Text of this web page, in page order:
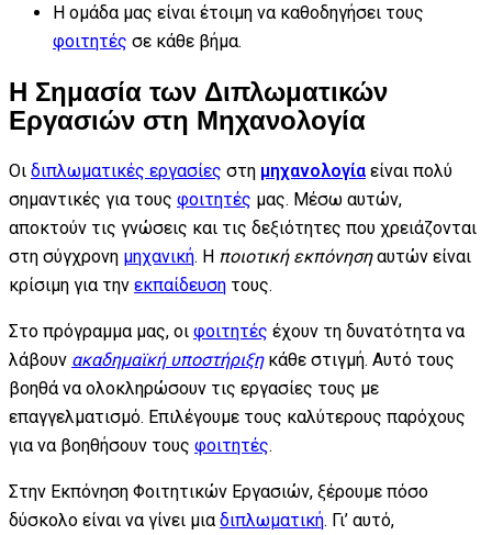
Η ομάδα μας είναι έτοιμη να καθοδηγήσει τους
φοιτητές σε κάθε βήμα.
Η Σημασία των Διπλωματικών
Εργασιών στη Μηχανολογία
Οι διπλωματικές εργασίες στη μηχανολογία είναι πολύ
σημαντικές για τους φοιτητές μας. Μέσω αυτών,
αποκτούν τις γνώσεις και τις δεξιότητες που χρειάζονται
στη σύγχρονη μηχανική. Η ποιοτική εκπόνησηαυτών είναι
κρίσιμη για την εκπαίδευση τους.
Στο πρόγραμμα μας, οι φοιτητές έχουν τη δυνατότητα να
λάβουν ακαδημαϊκή υποστήριξηκάθε στιγμή. Αυτό τους
βοηθά να ολοκληρώσουν τις εργασίες τους με
επαγγελματισμό. Επιλέγουμε τους καλύτερους παρόχους
για να βοηθήσουν τους φοιτητές.
Στην Εκπόνηση Φοιτητικών Εργασιών, ξέρουμε πόσο
δύσκολο είναι να γίνει μιαδιπλωματική. Γι’ αυτό,